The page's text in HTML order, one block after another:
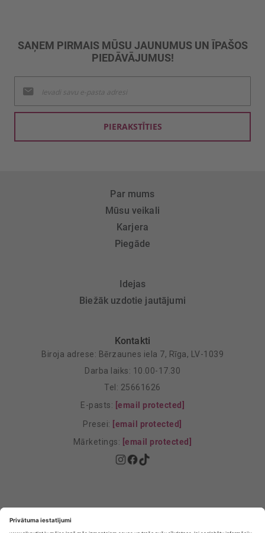
SAŅEM PIRMAIS MŪSU JAUNUMUS UN ĪPAŠOS
PIEDĀVĀJUMUS!
jaunumu
saņemšanai:
PIERAKSTĪTIES
Par mums
Mūsu veikali
Karjera
Piegāde
Idejas
Biežāk uzdotie jautājumi
Kontakti
Biroja adrese: Bērzaunes iela 7, Rīga, LV-1039
Darba laiks: 10.00-17.30
Tel: 25661626
E-pasts: [email protected]
Presei: [email protected]
Mārketings: [email protected]
Privātuma Iestatījumi